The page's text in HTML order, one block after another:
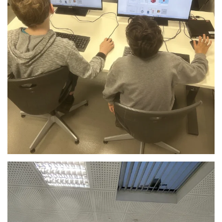
Anschauen....